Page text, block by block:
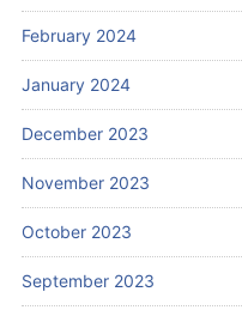
February 2024
January 2024
December 2023
November 2023
October 2023
September 2023